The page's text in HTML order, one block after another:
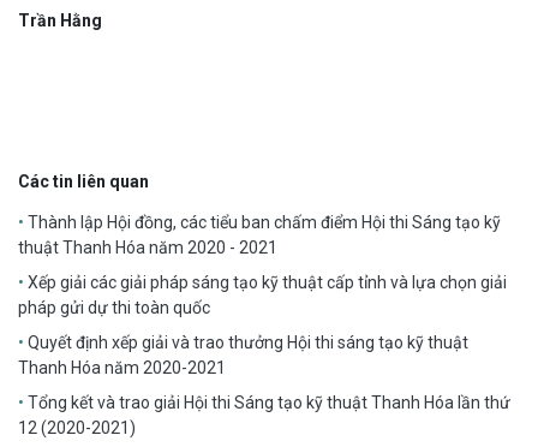
Trần Hằng
Các tin liên quan
Thành lập Hội đồng, các tiểu ban chấm điểm Hội thi Sáng tạo kỹ
thuật Thanh Hóa năm 2020 - 2021
Xếp giải các giải pháp sáng tạo kỹ thuật cấp tỉnh và lựa chọn giải
pháp gửi dự thi toàn quốc
Quyết định xếp giải và trao thưởng Hội thi sáng tạo kỹ thuật
Thanh Hóa năm 2020-2021
Tổng kết và trao giải Hội thi Sáng tạo kỹ thuật Thanh Hóa lần thứ
12 (2020-2021)